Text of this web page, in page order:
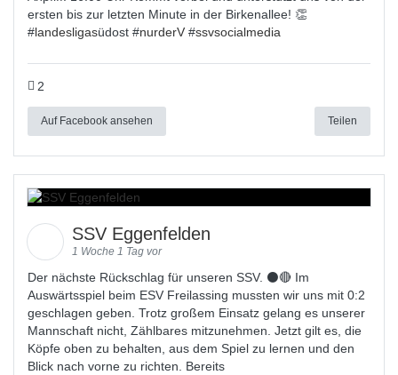
ersten bis zur letzten Minute in der Birkenallee! 👏
#landesligasüdost #nurderV #ssvsocialmedia
2
Auf Facebook ansehen Teilen
SSV Eggenfelden
1 Woche 1 Tag vor
Der nächste Rückschlag für unseren SSV. ⚫🔴 Im
Auswärtsspiel beim ESV Freilassing mussten wir uns mit 0:2
geschlagen geben. Trotz großem Einsatz gelang es unserer
Mannschaft nicht, Zählbares mitzunehmen. Jetzt gilt es, die
Köpfe oben zu behalten, aus dem Spiel zu lernen und den
Blick nach vorne zu richten. Bereits